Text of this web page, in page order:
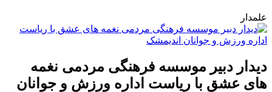
علمدار
دیدار دبیر موسسه فرهنگی مردمی نغمه
های عشق با ریاست اداره ورزش و جوانان